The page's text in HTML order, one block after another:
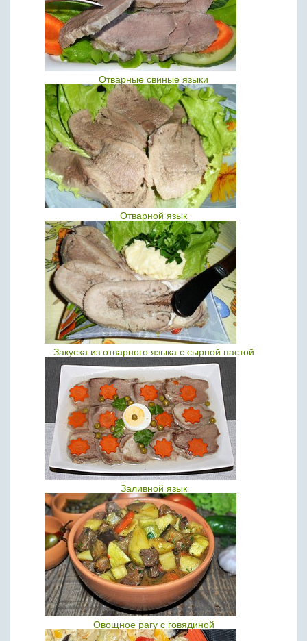
Отварные свиные языки
Отварной язык
Закуска из отварного языка с сырной пастой
Заливной язык
Овощное рагу с говядиной